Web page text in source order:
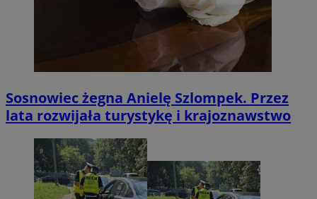
Sosnowiec żegna Anielę Szlompek. Przez
lata rozwijała turystykę i krajoznawstwo